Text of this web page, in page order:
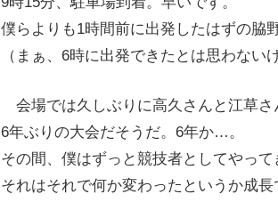
僕らよりも1時間前に出発したはずの脇
（まぁ、6時に出発できたとは思わない
会場では久しぶりに高久さんと江草さ
6年ぶりの大会だそうだ。6年か…。
その間、僕はずっと競技者としてやって
それはそれで何か変わったというか成長